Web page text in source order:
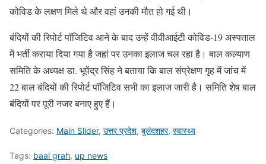
कोविड के लक्षण मिले थे और वहां उनकी मौत हो गई थी।
बंदियों की रिपोर्ट पॉजिटिव आने के बाद उन्हें वीवीआईटी कोविड-19 अस्पताल
में भर्ती कराया दिया गया है जहां पर उनका इलाज चल रहा है। बाल कल्याण
समिति के अध्यक्ष डा. भूपेंद्र सिंह ने बताया कि बाल संप्रेक्षण गृह में जांच में
22 बाल बंदियों की रिपोर्ट पॉजिटिव सभी का इलाज जारी है। समिति शेष बाल
बंदियों पर पूरी नजर बनाए हुए हैं।
Categories: Main Slider, उत्तर प्रदेश, बुलंदशहर, स्वास्थ्य
Tags: baal grah, up news